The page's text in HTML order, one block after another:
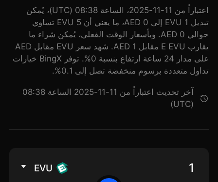
اعتباراً من 11-11-2025، الساعة 08:38 (UTC)، يُمكن
تبديل 1 EVU إلى 0 AED، ما يعني أن 5 EVU تساوي
حوالي 0 AED. وبأسعار الوقت الفعلي، يُمكن شراء ما
يقارب E EVU مقابل 1 AED. شهد سعر EVU مقابل AED
على مدار 24 ساعة ارتفاع بنسبة 0%. توفر BingX خيارات
تداول متعددة برسوم منخفضة تصل إلى 0.1%.
آخر تحديث اعتباراً من 11-11-2025 الساعة 08:38
(UTC)
EVU